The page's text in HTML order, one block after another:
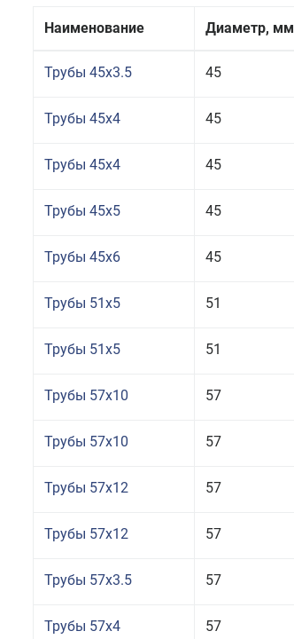
Наименование Диаметр, мм
Трубы 45x3.5 45
Трубы 45x4 45
Трубы 45x4 45
Трубы 45x5 45
Трубы 45x6 45
Трубы 51x5 51
Трубы 51x5 51
Трубы 57x10 57
Трубы 57x10 57
Трубы 57x12 57
Трубы 57x12 57
Трубы 57x3.5 57
Трубы 57x4 57